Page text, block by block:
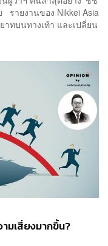
รายงานของ Nikkei Asia
ทบนทางเท้า และเปลี่ยน
มเสี่ยงมากขึ้น?